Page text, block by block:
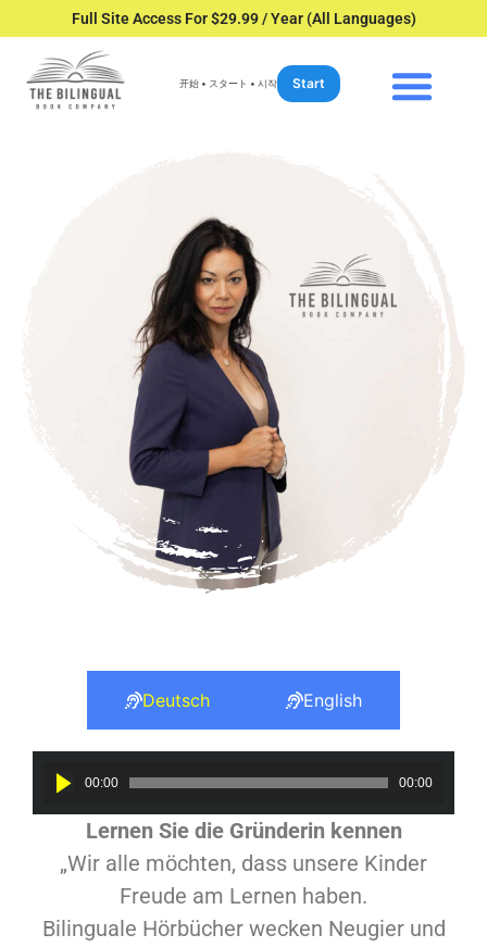
Full Site Access For $29.99 / Year (All Languages)
开始 • スタート • 시작 Start
Deutsch English
Audio
Player
00:00 00:00
Lernen Sie die Gründerin kennen
„Wir alle möchten, dass unsere Kinder
Freude am Lernen haben.
Bilinguale Hörbücher wecken Neugier und